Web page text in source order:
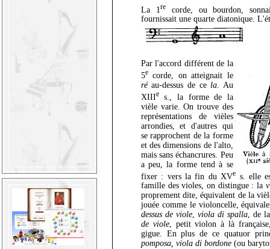
La 1recorde, ou bourdon,
fournissait une quarte diatonique.
Par l'accord différent de la
5ecorde, on atteignait le
réau-dessus de ce la . Au
XIIIes., la forme de la
vièle varie. On trouve des
représentations de vièles
arrondies, et d'autres qui
se rapprochent de la forme
et des dimensions de l'alto,
mais sans échancrures. Peu
a peu, la forme tend à se
fixer : vers la fin du XVe s. elle
famille des violes, on distingue : la
proprement dite, équivalent de la
jouée comme le violoncelle,
dessus de viole, viola di spalla, de
de viole, petit violon à là
gigue. En plus de ce quatuor
pomposa, viola di bordone(ou